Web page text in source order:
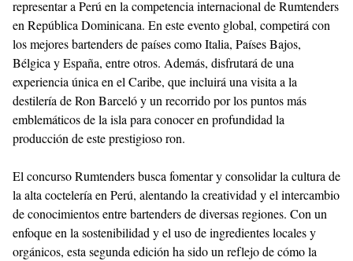
representar a Perú en la competencia internacional de Rumtenders
en República Dominicana. En este evento global, competirá con
los mejores bartenders de países como Italia, Países Bajos,
Bélgica y España, entre otros. Además, disfrutará de una
experiencia única en el Caribe, que incluirá una visita a la
destilería de Ron Barceló y un recorrido por los puntos más
emblemáticos de la isla para conocer en profundidad la
producción de este prestigioso ron.
El concurso Rumtenders busca fomentar y consolidar la cultura de
la alta coctelería en Perú, alentando la creatividad y el intercambio
de conocimientos entre bartenders de diversas regiones. Con un
enfoque en la sostenibilidad y el uso de ingredientes locales y
orgánicos, esta segunda edición ha sido un reflejo de cómo la